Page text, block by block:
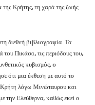
της Κρήτης, τη χαρά της ζωής
διεθνή βιβλιογραφία. Τα
του Πικάσο, τις περιόδους του,
κυβισμός, ο
ότι μια έκθεση με αυτό το
Κρήτη λόγω Μινώταυρου και
την Ελεύθερνα, καθώς εκεί ο